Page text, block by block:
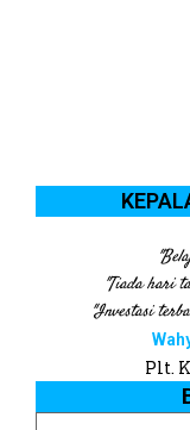
"Tiada hari
"Investasi
Plt.